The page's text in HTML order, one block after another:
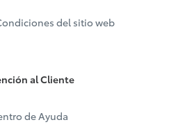
del sitio web
al Cliente
de Ayuda